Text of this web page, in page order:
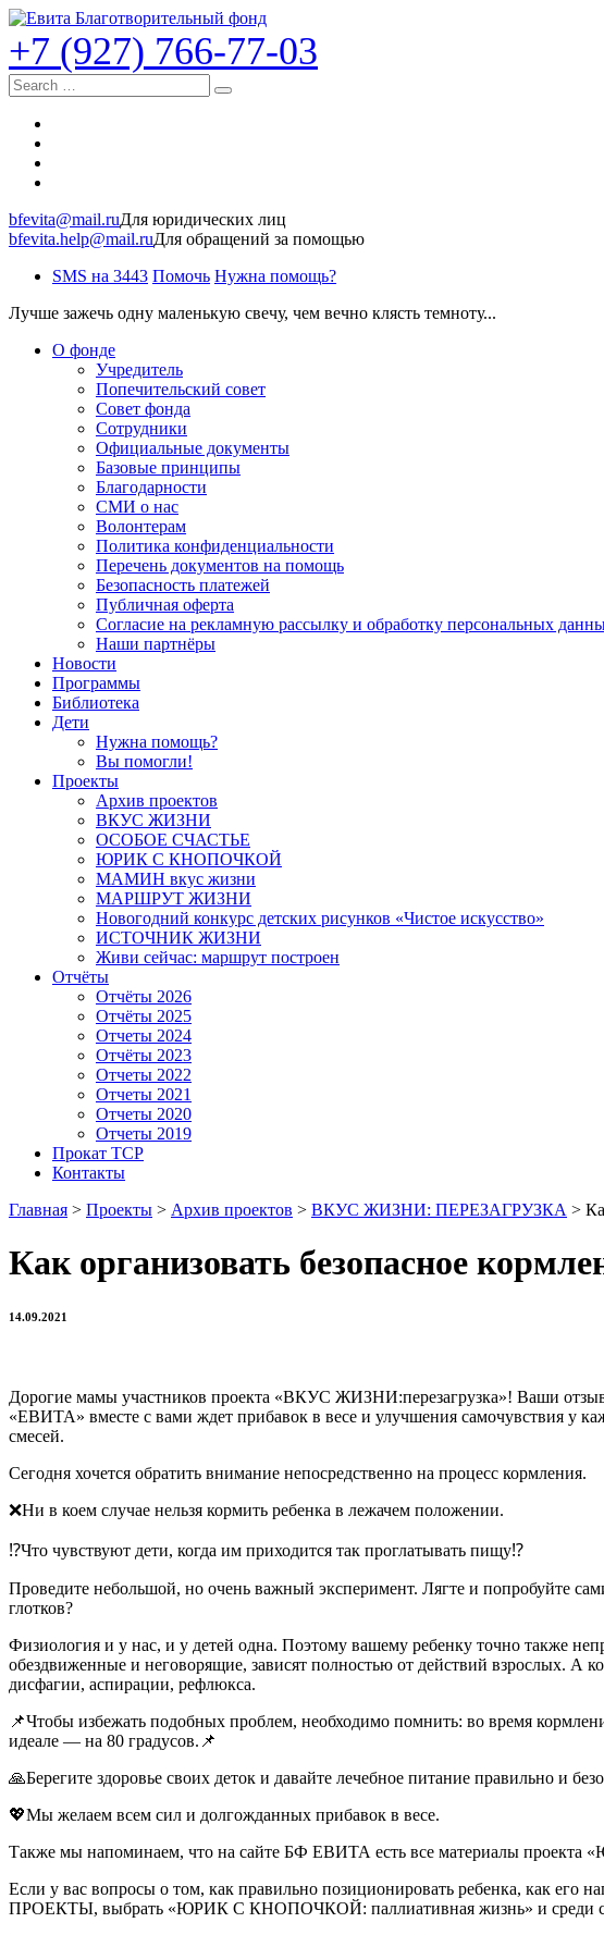
+7 (927) 766-77-03
Search
bfevita@mail.ruДля юридических лиц
bfevita.help@mail.ruДля обращений за помощью
SMS на 3443 Помочь Нужна помощь?
Лучше зажечь одну маленькую свечу, чем вечно клясть темноту...
О фонде
Учредитель
Попечительский совет
Совет фонда
Сотрудники
Официальные документы
Базовые принципы
Благодарности
СМИ о нас
Волонтерам
Политика конфиденциальности
Перечень документов на помощь
Безопасность платежей
Публичная оферта
Согласие на рекламную рассылку и обработку персональных
Наши партнёры
Новости
Программы
Библиотека
Дети
Нужна помощь?
Вы помогли!
Проекты
Архив проектов
ВКУС ЖИЗНИ
ОСОБОЕ СЧАСТЬЕ
ЮРИК С КНОПОЧКОЙ
МАМИН вкус жизни
МАРШРУТ ЖИЗНИ
Новогодний конкурс детских рисунков «Чистое искусство»
ИСТОЧНИК ЖИЗНИ
Живи сейчас: маршрут построен
Отчёты
Отчёты 2026
Отчёты 2025
Отчеты 2024
Отчёты 2023
Отчеты 2022
Отчеты 2021
Отчеты 2020
Отчеты 2019
Прокат ТСР
Контакты
Главная > Проекты > Архив проектов > ВКУС ЖИЗНИ: ПЕРЕЗАГРУЗКА >
Как организовать безопасное
14.09.2021
Дорогие мамы участников проекта «ВКУС ЖИЗНИ:перезагрузка»! Ваши
«ЕВИТА» вместе с вами ждет прибавок в весе и улучшения самочувствия у
смесей.
Сегодня хочется обратить внимание непосредственно на процесс кормления.
❌Ни в коем случае нельзя кормить ребенка в лежачем положении.
⁉Что чувствуют дети, когда им приходится так проглатывать пищу⁉
Проведите небольшой, но очень важный эксперимент. Лягте и попробуйте
глотков?
Физиология и у нас, и у детей одна. Поэтому вашему ребенку точно также
обездвиженные и неговорящие, зависят полностью от действий взрослых.
дисфагии, аспирации, рефлюкса.
📌Чтобы избежать подобных проблем, необходимо помнить: во время
идеале — на 80 градусов.📌
🙏Берегите здоровье своих деток и давайте лечебное питание правильно и
💖Мы желаем всем сил и долгожданных прибавок в весе.
Также мы напоминаем, что на сайте БФ ЕВИТА есть все материалы
Если у вас вопросы о том, как правильно позиционировать ребенка, как его
ПРОЕКТЫ, выбрать «ЮРИК С КНОПОЧКОЙ: паллиативная жизнь» и среди